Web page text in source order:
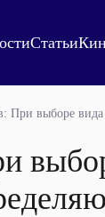
Статьи
При выборе вида